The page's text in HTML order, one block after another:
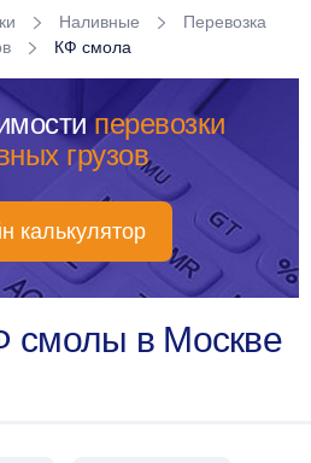
Наливные
Перевозка
КФ смола
перевозки
грузов
калькулятор
смолы в Москве